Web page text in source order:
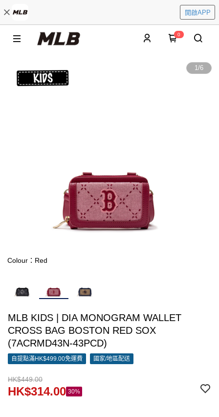
開啟APP
0
1/6
Colour：Red
MLB KIDS | DIA MONOGRAM WALLET
CROSS BAG BOSTON RED SOX
(7ACRMD43N-43PCD)
自提點滿HK$499.00免運費 國家/地區配送
HK$449.00
HK$314.00 30%